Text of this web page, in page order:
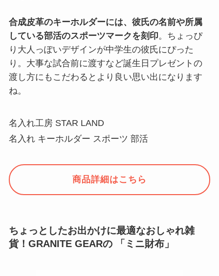
合成皮革のキーホルダーには、彼氏の名前や所属
している部活のスポーツマークを刻印。ちょっぴ
り大人っぽいデザインが中学生の彼氏にぴった
り。大事な試合前に渡すなど誕生日プレゼントの
渡し方にもこだわるとより良い思い出になります
ね。
名入れ工房 STAR LAND
名入れ キーホルダー スポーツ 部活
商品詳細はこちら
ちょっとしたお出かけに最適なおしゃれ雑
貨！GRANITE GEARの 「ミニ財布」